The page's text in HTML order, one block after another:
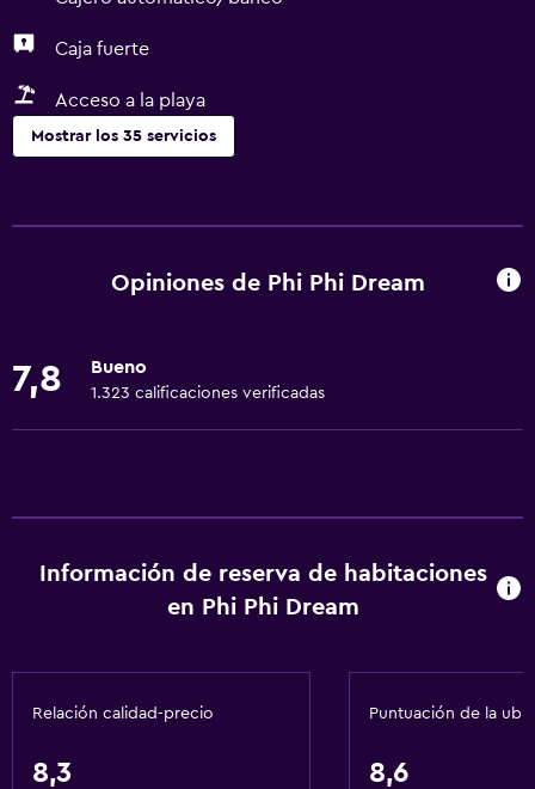
Caja fuerte
Acceso a la playa
Mostrar los 35 servicios
Wifi gratis
Ventilador
Pesca
Canotaje
Opiniones de Phi Phi Dream
7,8 Bueno
1.323 calificaciones verificadas
Información de reserva de habitaciones
en Phi Phi Dream
Relación calidad-precio
8,3
Puntuación de la
8,6